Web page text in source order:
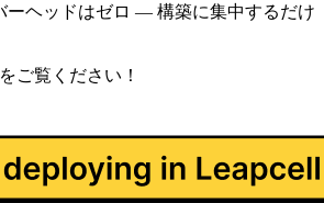
ーヘッドはゼロ — 構築に集中するだけ
ご覧ください！